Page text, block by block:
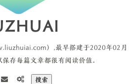
）,最早搭建于2020年02月
存每篇文章都很有阅读价值。
搜索